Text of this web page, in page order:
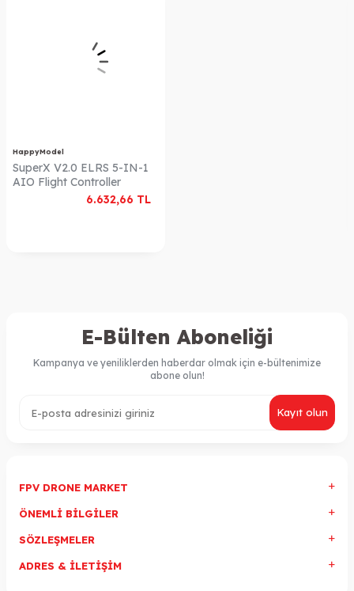
HappyModel
6.632,66 TL
SuperX V2.0 ELRS 5-IN-1
AIO Flight Controller
E-Bülten Aboneliği
Kampanya ve yeniliklerden haberdar olmak için e-bültenimize
abone olun!
Kayıt olun
FPV DRONE MARKET
ÖNEMLI BILGILER
SÖZLEŞMELER
ADRES & İLETIŞIM